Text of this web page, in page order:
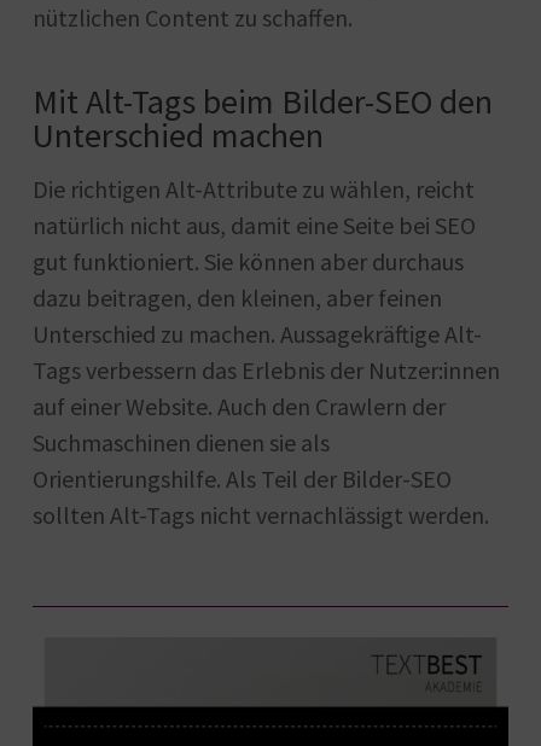
nützlichen Content zu schaffen.
Mit Alt-Tags beim Bilder-SEO den
Unterschied machen
Die richtigen Alt-Attribute zu wählen, reicht
natürlich nicht aus, damit eine Seite bei SEO
gut funktioniert. Sie können aber durchaus
dazu beitragen, den kleinen, aber feinen
Unterschied zu machen. Aussagekräftige Alt-
Tags verbessern das Erlebnis der Nutzer:innen
auf einer Website. Auch den Crawlern der
Suchmaschinen dienen sie als
Orientierungshilfe. Als Teil der Bilder-SEO
sollten Alt-Tags nicht vernachlässigt werden.